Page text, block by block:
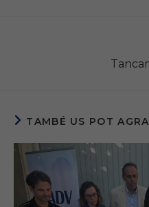
TAMBÉ US POT